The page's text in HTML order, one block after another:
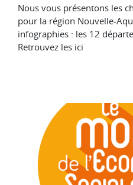
Nous vous présentons les
pour la région Nouvelle-
infographies : les 12
Retrouvez les ici